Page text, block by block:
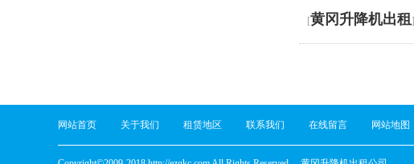
[黄冈升降机出租]
网站首页 关于我们 租赁地区 联系我们 在线留言 网站地图